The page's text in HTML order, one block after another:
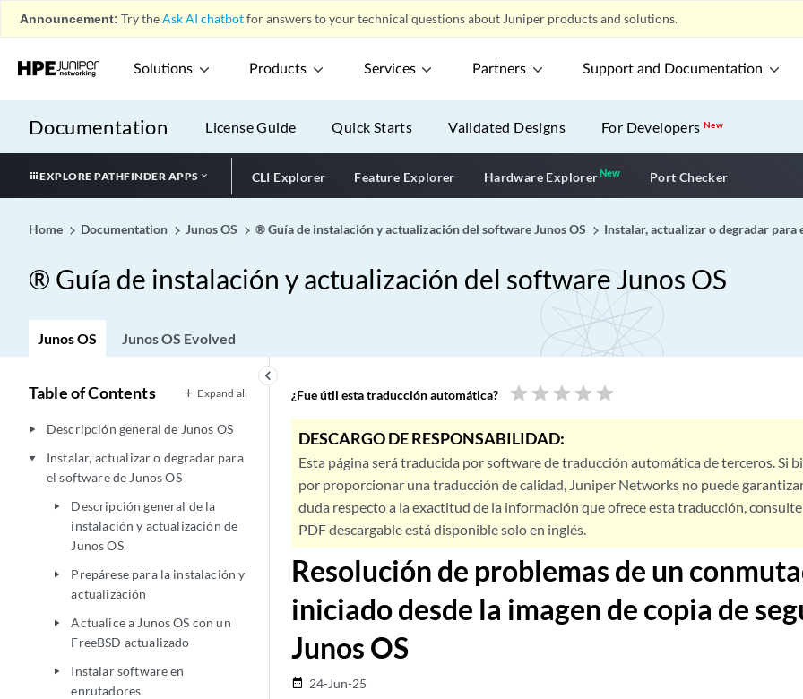
Announcement: Try theAsk AI chatbotfor answers to your technical questions about Juniper products and solutions.
Solutions Products Services Partners Support and Documentation
Documentation License Guide Quick Starts Validated Designs For DevelopersNew
EXPLORE PATHFINDER APPS CLI Explorer Feature Explorer Hardware ExplorerNewNew application
Port Checker
Home Documentation Junos OS ® Guía de instalación y actualización del software Junos OS Instalar, actualizar o degradar para
® Guía de instalación y actualización del software Junos OS
Junos OS Junos OS Evolved
keyboard_arrow_left
Table of Contents Expand all
play_arrow Descripción general de Junos OS
play_arrow
Instalar, actualizar o degradar para
el software de Junos OS
play_arrow
Descripción general de la
instalación y actualización de
Junos OS
play_arrow
Prepárese para la instalación y
actualización
play_arrow
Actualice a Junos OS con un
FreeBSD actualizado
play_arrow
Instalar software en
enrutadores
¿Fue útil esta traducción automática? star star star star star
DESCARGO DE RESPONSABILIDAD:
Esta página será traducida por software de traducción automática de terceros. Si
por proporcionar una traducción de calidad, Juniper Networks no puede
duda respecto a la exactitud de la información que ofrece esta traducción,
PDF descargable está disponible solo en inglés.
Resolución de problemas de un
iniciado desde la imagen de copia de
Junos OS
date_range 24-Jun-25